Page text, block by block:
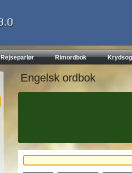
Rejseparlør Rimordbok
Engelsk ordbok